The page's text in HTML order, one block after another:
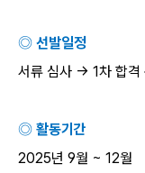
◎ 선발일정
서류 심사 → 1차 합격
◎ 활동기간
2025년 9월 ~ 12월